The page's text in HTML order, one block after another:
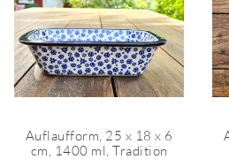
Auflaufform, 25 x 18 x 6
cm, 1400 ml, Tradition